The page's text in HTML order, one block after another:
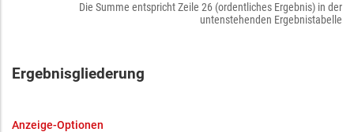
Die Summe entspricht Zeile 26 (ordentliches Ergebnis) in der
untenstehenden Ergebnistabelle
Ergebnisgliederung
Anzeige-Optionen